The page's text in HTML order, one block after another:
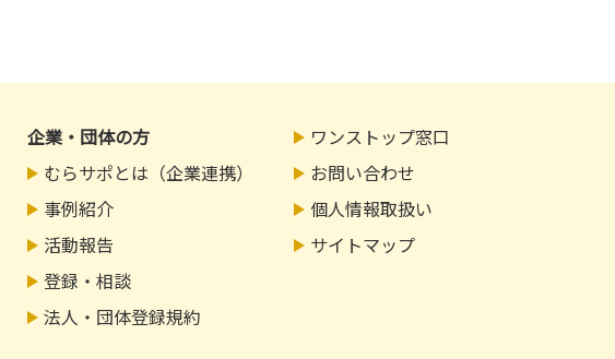
企業・団体の方
むらサポとは（企業連携）
事例紹介
活動報告
登録・相談
法人・団体登録規約
ワンストップ窓口
お問い合わせ
個人情報取扱い
サイトマップ